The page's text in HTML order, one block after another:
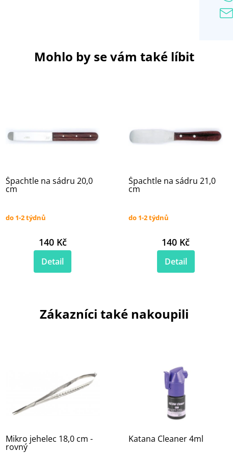
Mohlo by se vám také líbit
Špachtle na sádru 20,0
cm
do 1-2 týdnů
140 Kč
Detail
Špachtle na sádru 21,0
cm
do 1-2 týdnů
140 Kč
Detail
Zákazníci také nakoupili
Mikro jehelec 18,0 cm -
rovný
Katana Cleaner 4ml